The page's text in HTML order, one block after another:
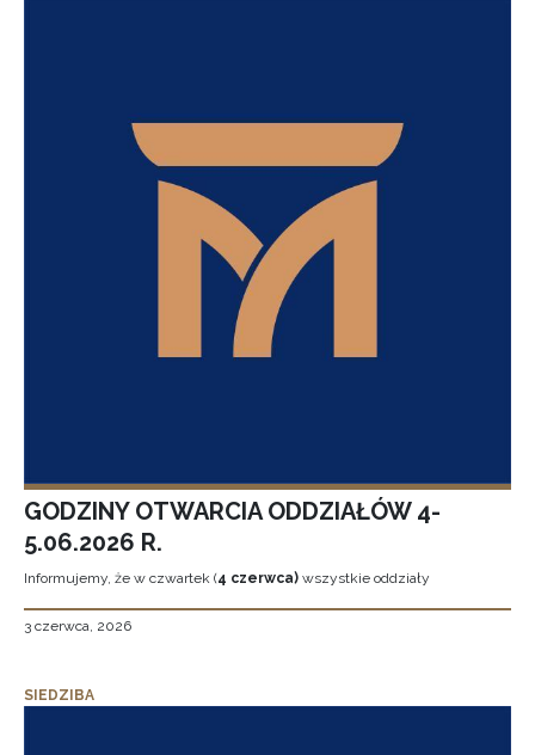
GODZINY OTWARCIA ODDZIAŁÓW 4-
5.06.2026 R.
Informujemy, że w czwartek (4 czerwca) wszystkie oddziały
3 czerwca, 2026
SIEDZIBA